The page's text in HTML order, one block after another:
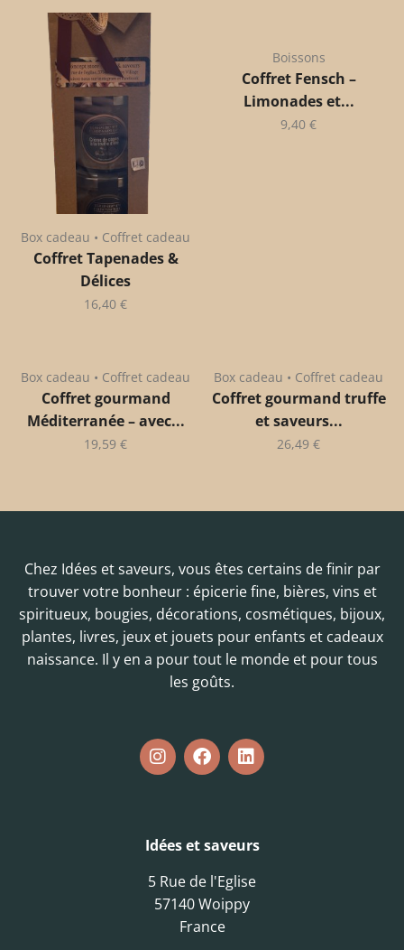
Box cadeau • Coffret cadeau
Coffret Tapenades &
Délices
16,40 €
Boissons
Coffret Fensch –
Limonades et...
9,40 €
Box cadeau • Coffret cadeau
Coffret gourmand
Méditerranée – avec...
19,59 €
Box cadeau • Coffret cadeau
Coffret gourmand truffe
et saveurs...
26,49 €
Chez Idées et saveurs, vous êtes certains de finir par
trouver votre bonheur : épicerie fine, bières, vins et
spiritueux, bougies, décorations, cosmétiques, bijoux,
plantes, livres, jeux et jouets pour enfants et cadeaux
naissance. Il y en a pour tout le monde et pour tous
les goûts.
Idées et saveurs
5 Rue de l'Eglise
57140 Woippy
France